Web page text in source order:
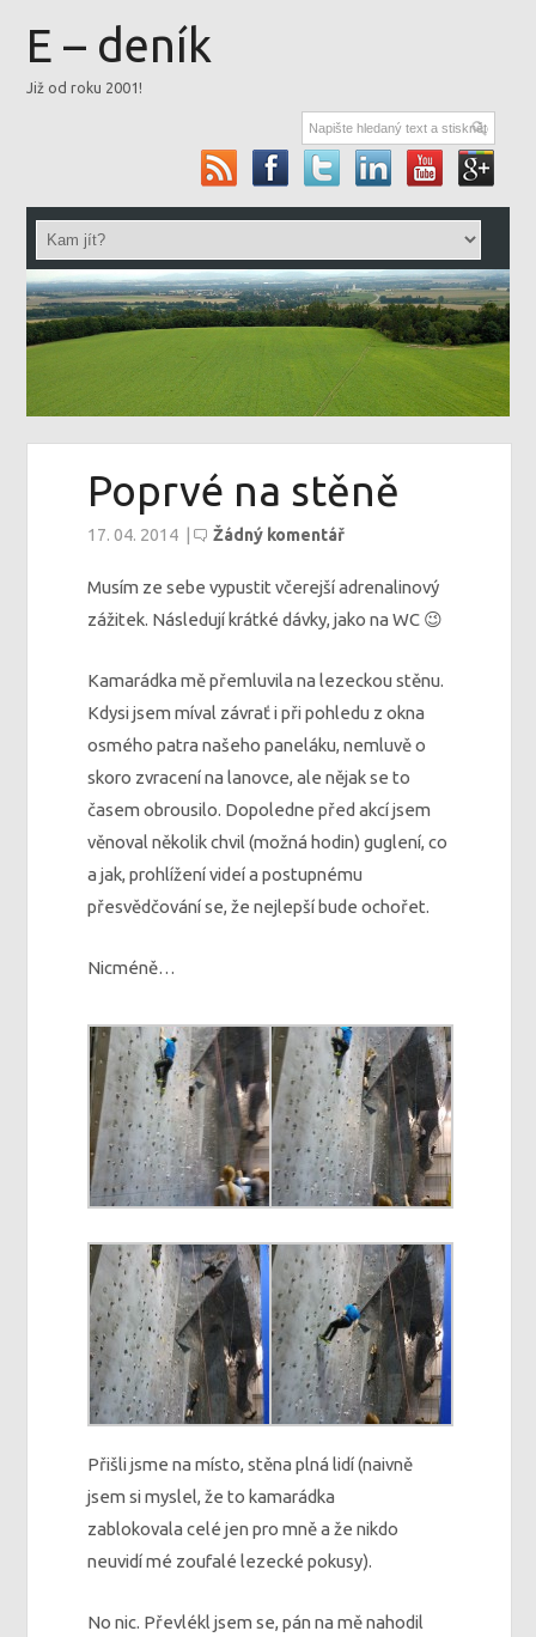
E – deník
Již od roku 2001!
Poprvé na stěně
17. 04. 2014 | Žádný komentář
Musím ze sebe vypustit včerejší adrenalinový
zážitek. Následují krátké dávky, jako na WC 😉
Kamarádka mě přemluvila na lezeckou stěnu.
Kdysi jsem míval závrať i při pohledu z okna
osmého patra našeho paneláku, nemluvě o
skoro zvracení na lanovce, ale nějak se to
časem obrousilo. Dopoledne před akcí jsem
věnoval několik chvil (možná hodin) guglení, co
a jak, prohlížení videí a postupnému
přesvědčování se, že nejlepší bude ochořet.
Nicméně…
Přišli jsme na místo, stěna plná lidí (naivně
jsem si myslel, že to kamarádka
zablokovala celé jen pro mně a že nikdo
neuvidí mé zoufalé lezecké pokusy).
No nic. Převlékl jsem se, pán na mě nahodil